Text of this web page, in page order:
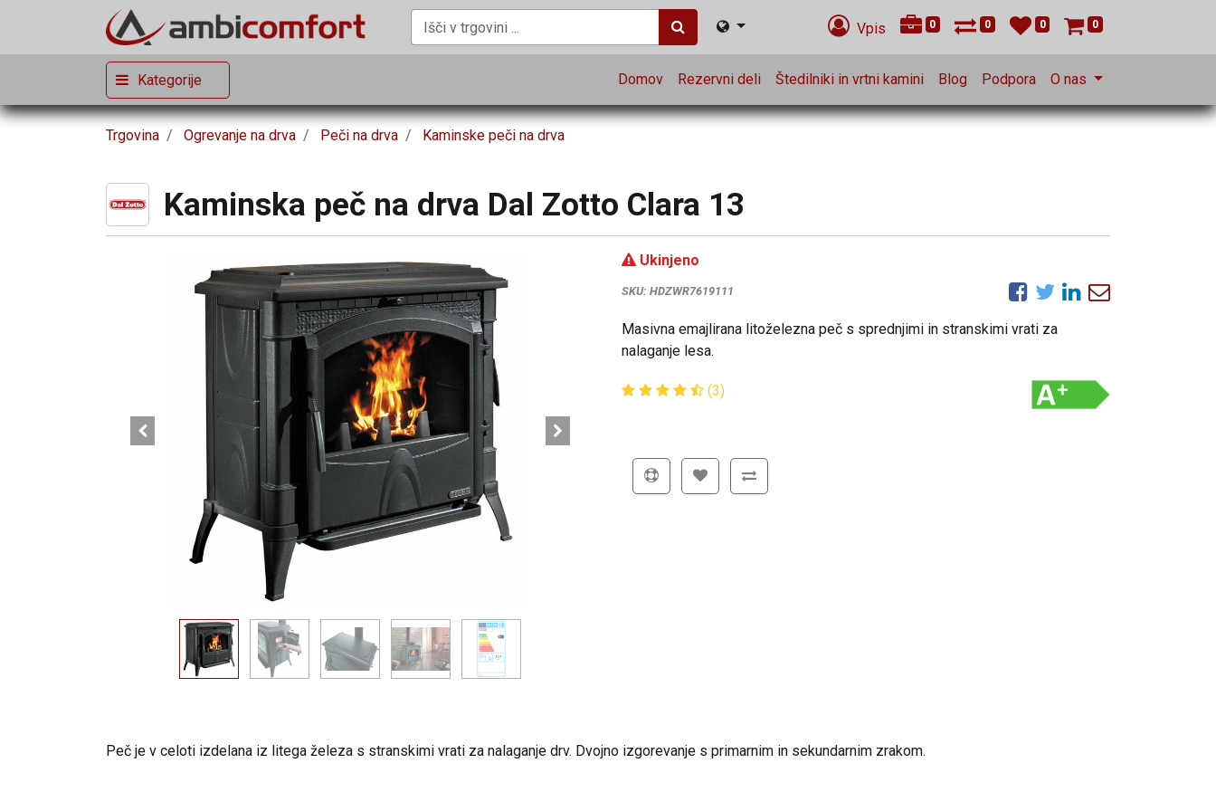
Vpis 0 0 0 0
Kategorije Domov Rezervni deli Štedilniki in vrtni kamini Blog Podpora O nas
Trgovina Ogrevanje na drva Peči na drva Kaminske peči na drva
Kaminska peč na drva Dal Zotto Clara 13
Ukinjeno
SKU: HDZWR7619111
Masivna emajlirana litoželezna peč s sprednjimi in stranskimi vrati za
nalaganje lesa.
(3)
Peč je v celoti izdelana iz litega železa s stranskimi vrati za nalaganje drv. Dvojno izgorevanje s primarnim in sekundarnim zrakom.